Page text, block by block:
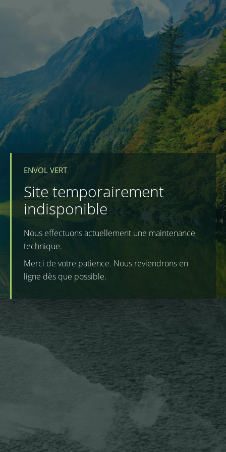
ENVOL VERT
Site temporairement
indisponible
Nous effectuons actuellement une maintenance
technique.
Merci de votre patience. Nous reviendrons en
ligne dès que possible.